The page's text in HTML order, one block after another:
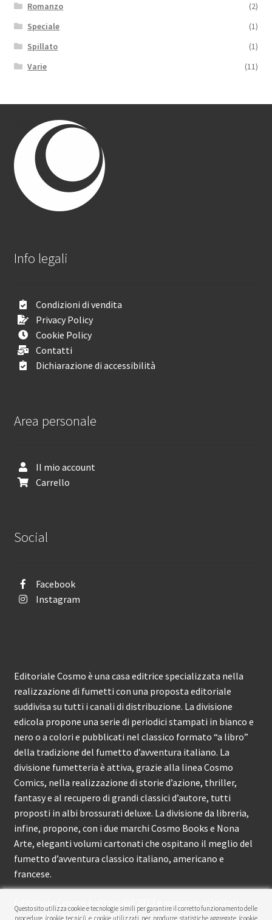
Romanzo
(2)
Speciale
(1)
Spillato
(1)
Varie
(11)
Info legali
Condizioni di vendita
Privacy Policy
Cookie Policy
Contatti
Dichiarazione di accessibilità
Area personale
Il mio account
Carrello
Social
Facebook
Instagram
Editoriale Cosmo è una casa editrice specializzata nella
realizzazione di fumetti con una proposta editoriale
suddivisa su tutti i canali di distribuzione. La divisione
edicola propone una serie di periodici stampati in bianco e
nero o a colori e pubblicati nel classico formato “a libro”
della tradizione del fumetto d’avventura italiano. La
divisione fumetteria è attiva, grazie alla linea Cosmo
Comics, nella realizzazione di storie d’azione, thriller,
fantasy e al recupero di grandi classici d’autore, tutti
proposti in albi brossurati deluxe. La divisione da libreria,
infine, propone, con i due marchi Cosmo Books e Nona
Arte, eleganti volumi cartonati che ospitano il meglio del
fumetto d’avventura classico italiano, americano e
francese.
Editoriale Cosmo è attiva dal 2012 e propone ai lettori
Questo sito utilizza cookie e tecnologie simili per garantire il corretto funzionamento delle
procedure (cookie tecnici) e cookie utilizzati per produrre statistiche aggregate (cookie